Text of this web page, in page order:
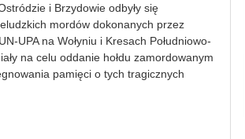
i Brzydowie odbyły się
mordów dokonanych przez
UPA na Wołyniu i Kresach Południowo-
na celu oddanie hołdu zamordowanym
pamięci o tych tragicznych